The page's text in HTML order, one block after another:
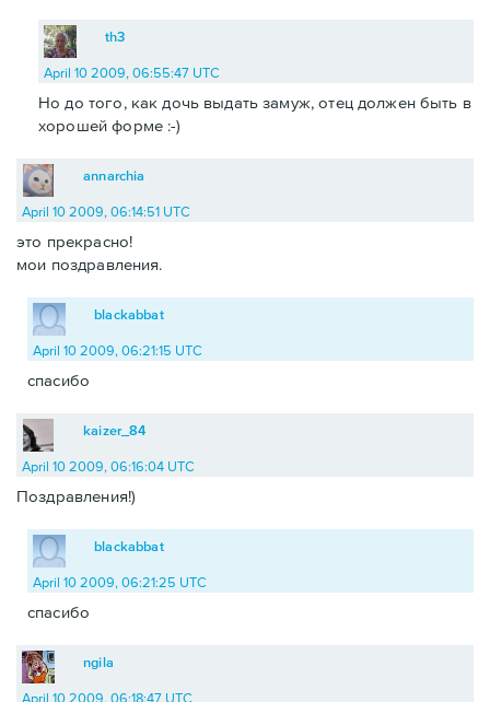
th3
April 10 2009, 06:55:47 UTC
Но до того, как дочь выдать замуж, отец должен быть в
хорошей форме :-)
annarchia
April 10 2009, 06:14:51 UTC
это прекрасно!
мои поздравления.
blackabbat
April 10 2009, 06:21:15 UTC
спасибо
kaizer_84
April 10 2009, 06:16:04 UTC
Поздравления!)
blackabbat
April 10 2009, 06:21:25 UTC
спасибо
ngila
April 10 2009, 06:18:47 UTC